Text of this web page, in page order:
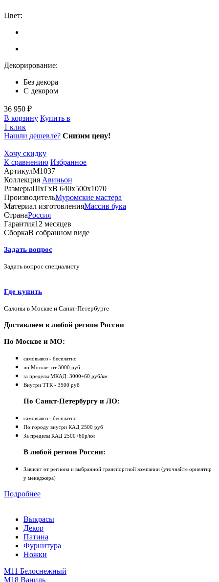
Цвет:
Декорирование:
Без декора
С декором
36 950 ₽
В корзину Купить в
1 клик
Нашли дешевле? Снизим цену!
Хочу скидку
К сравнению Избранное
АртикулМ1037
Коллекция Авиньон
РазмерыШхГхВ 640х500х1070
ПроизводительМуромские мастера
Материал изготовленияМассив бука
СтранаРоссия
Гарантия12 месяцев
СборкаВ собранном виде
Задать вопрос
Задать вопрос специалисту
Где купить
Салоны в Москве и Санкт-Петербурге
Доставляем в любой регион России
По Москве и МО:
самовывоз - бесплатно
по Москве: от 3000 руб
за пределы МКАД: 3000+60 руб/км
Внутри ТТК - 3500 руб
По Санкт-Петербургу и ЛО:
самовывоз - бесплатно
По городу внутри КАД 2500 руб
За пределы КАД 2500+60р/км
В любой регион России:
Зависит от региона и выбранной транспортной компании (уточняйте ориентир
у менеджера)
Подробнее
Выкрасы
Декор
Патина
Фурнитура
Ножки
М11 Белоснежный
М18 Ваниль